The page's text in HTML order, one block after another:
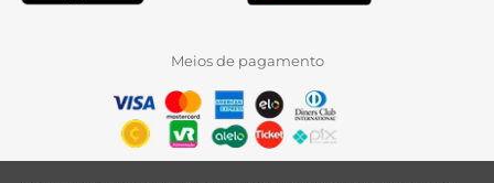
Meios de pagamento